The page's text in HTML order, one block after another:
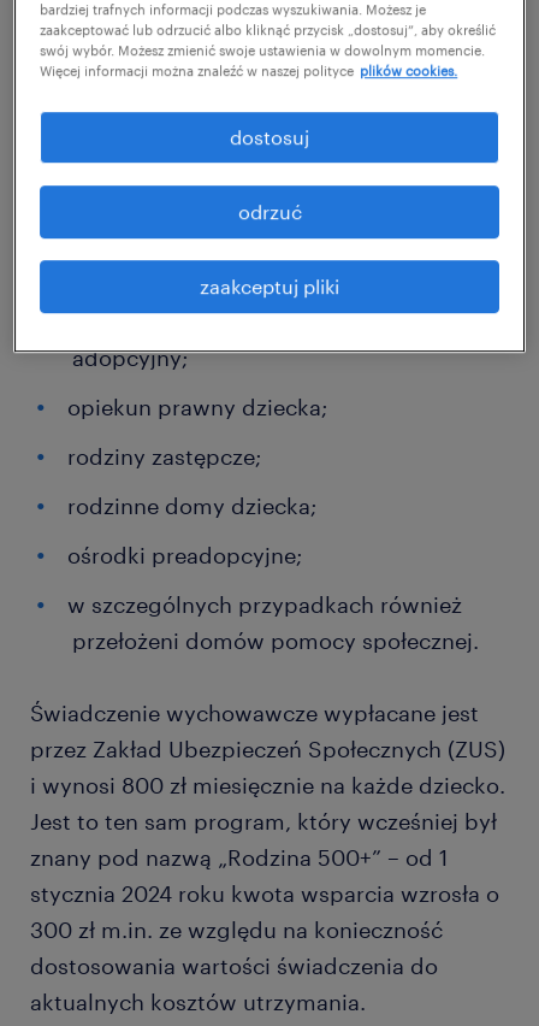
Dodatek przysługuje wszystkim rodzinom –
bez względu na osiągane dochody – w
ukończenia 18. roku życia.
Świadczenie mogą otrzymać:
faktyczny opiekun dziecka, np. rodzic
adopcyjny;
opiekun prawny dziecka;
rodziny zastępcze;
rodzinne domy dziecka;
ośrodki preadopcyjne;
w szczególnych przypadkach również
przełożeni domów pomocy społecznej.
Świadczenie wychowawcze wypłacane jest
przez Zakład Ubezpieczeń Społecznych (ZUS)
i wynosi 800 zł miesięcznie na każde dziecko.
Jest to ten sam program, który wcześniej był
znany pod nazwą „Rodzina 500+” – od 1
stycznia 2024 roku kwota wsparcia wzrosła o
300 zł m.in. ze względu na konieczność
dostosowania wartości świadczenia do
aktualnych kosztów utrzymania.
bardziej trafnych informacji podczas wyszukiwania. Możesz je
zaakceptować lub odrzucić albo kliknąć przycisk „dostosuj”, aby określić
swój wybór. Możesz zmienić swoje ustawienia w dowolnym momencie.
Więcej informacji można znaleźć w naszej polityce plików cookies.
zaakceptuj pliki
odrzuć
dostosuj